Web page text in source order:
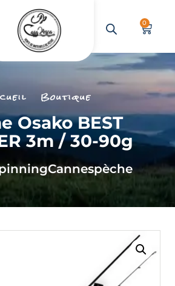
0
Boutique
Osako BEST
3m / 30-90g
Cannespèche